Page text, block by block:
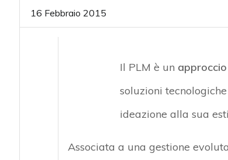
16 Febbraio 2015
Il PLM è un
soluzioni
ideazione alla sua
Associata a una gestione